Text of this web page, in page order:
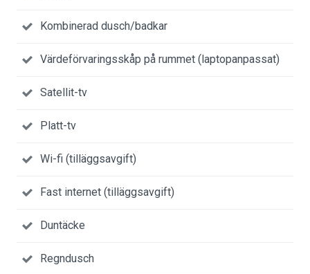
Kombinerad dusch/badkar
Värdeförvaringsskåp på rummet (laptopanpassat)
Satellit-tv
Platt-tv
Wi-fi (tilläggsavgift)
Fast internet (tilläggsavgift)
Duntäcke
Regndusch